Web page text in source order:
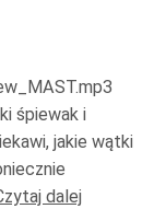
śpiewak i
jakie wątki
dalej